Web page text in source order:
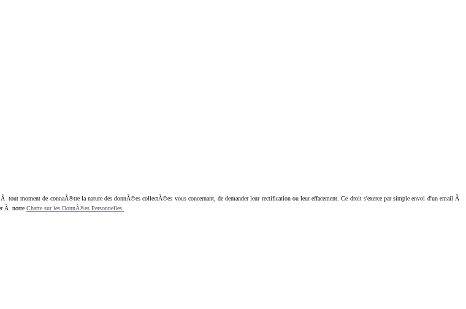
moment de connaÃ®tre la nature des donnÃ©es collectÃ©es vous concernant, de demander leur rectification ou leur effacement. Ce droit s'exerce par simple envoi d'un email Ã
Ã notre Charte sur les DonnÃ©es Personnelles.